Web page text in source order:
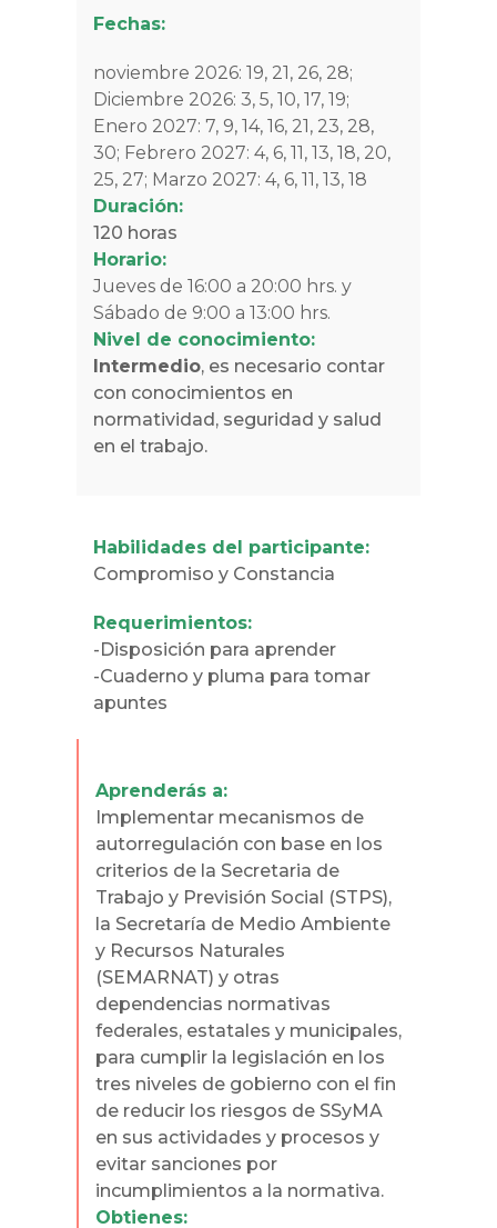
Fechas:
noviembre 2026: 19, 21, 26, 28;
Diciembre 2026: 3, 5, 10, 17, 19;
Enero 2027: 7, 9, 14, 16, 21, 23, 28,
30; Febrero 2027: 4, 6, 11, 13, 18, 20,
25, 27; Marzo 2027: 4, 6, 11, 13, 18
Duración:
120 horas
Horario:
Jueves de 16:00 a 20:00 hrs. y
Sábado de 9:00 a 13:00 hrs.
Nivel de conocimiento:
Intermedio, es necesario contar
con conocimientos en
normatividad, seguridad y salud
en el trabajo.
Habilidades del participante:
Compromiso y Constancia
Requerimientos:
-Disposición para aprender
-Cuaderno y pluma para tomar
apuntes
Aprenderás a:
Implementar mecanismos de
autorregulación con base en los
criterios de la Secretaria de
Trabajo y Previsión Social (STPS),
la Secretaría de Medio Ambiente
y Recursos Naturales
(SEMARNAT) y otras
dependencias normativas
federales, estatales y municipales,
para cumplir la legislación en los
tres niveles de gobierno con el fin
de reducir los riesgos de SSyMA
en sus actividades y procesos y
evitar sanciones por
incumplimientos a la normativa.
Obtienes: